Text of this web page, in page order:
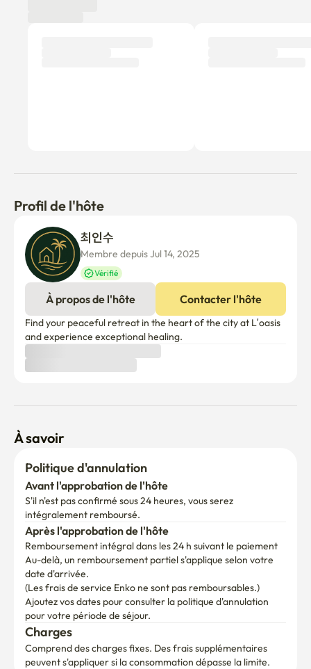
Profil de l'hôte
Membre depuis Jul 14, 2025
Vérifié
À propos de l'hôte Contacter l'hôte
Find your peaceful retreat in the heart of the city at L’oasis
and experience exceptional healing.
À savoir
Politique d'annulation
Avant l'approbation de l'hôte
S'il n'est pas confirmé sous 24 heures, vous serez
intégralement remboursé.
Après l'approbation de l'hôte
Remboursement intégral dans les 24 h suivant le paiement
Au-delà, un remboursement partiel s'applique selon votre
date d'arrivée.
(Les frais de service Enko ne sont pas remboursables.)
Ajoutez vos dates pour consulter la politique d'annulation
pour votre période de séjour.
Charges
Comprend des charges fixes. Des frais supplémentaires
peuvent s'appliquer si la consommation dépasse la limite.